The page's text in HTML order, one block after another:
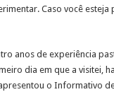
Caso você
anos de experiência
dia em que a visitei,
o Informativo